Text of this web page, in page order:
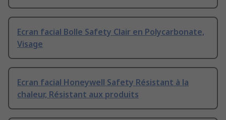
Ecran facial Bolle Safety Clair en Polycarbonate,
Visage
Ecran facial Honeywell Safety Résistant à la
chaleur, Résistant aux produits